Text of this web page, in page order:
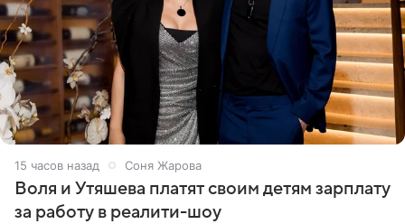
15 часов назад Соня Жарова
Воля и Утяшева платят своим детям зарплату
за работу в реалити-шоу